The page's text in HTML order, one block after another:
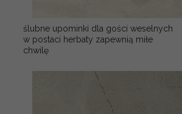
ślubne upominki dla gości weselnych
w postaci herbaty zapewnią miłe
chwilę